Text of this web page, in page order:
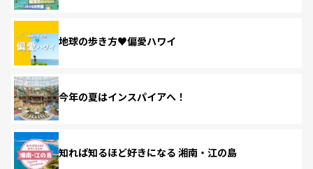
地球の歩き方♥偏愛ハワイ
今年の夏はインスパイアへ！
知れば知るほど好きになる 湘南・江の島